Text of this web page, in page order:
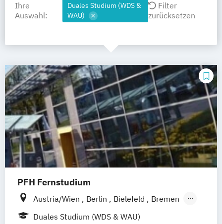
Ihre
Auswahl:
Duales Studium (WDS &
WAU)
Filter
zurücksetzen
PFH Fernstudium
Austria/Wien Berlin Bielefeld
Bremen
Dortmund
Düsseldorf/Ratingen
Duales Studium (WDS & WAU)